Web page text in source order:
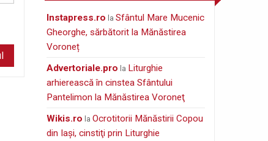
instapress.ro laSfântul Mare Mucenic
Gheorghe, sărbătorit la Mănăstirea
Voroneț
Advertoriale.pro la Liturghie
arhierească în cinstea Sfântului
Pantelimon la Mănăstirea Voroneţ
wikis.ro laOcrotitorii Mănăstirii Copou
din Iaşi, cinstiţi prin Liturghie